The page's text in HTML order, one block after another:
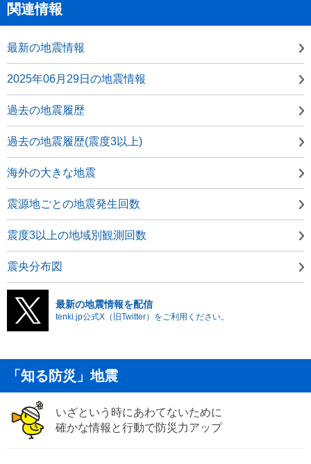
関連情報
最新の地震情報
2025年06月29日の地震情報
過去の地震履歴
過去の地震履歴(震度3以上)
海外の大きな地震
震源地ごとの地震発生回数
震度3以上の地域別観測回数
震央分布図
最新の地震情報を配信
tenki.jp公式X（旧Twitter）をご利用ください。
「知る防災」地震
いざという時にあわてないために
確かな情報と行動で防災力アップ